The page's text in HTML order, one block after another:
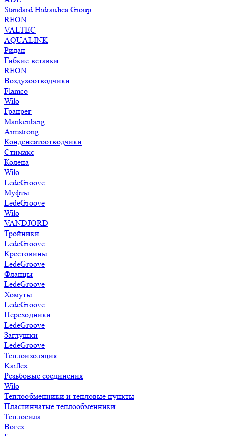
Standard Hidraulica Group
REON
VALTEC
AQUALINK
Ридан
Гибкие вставки
REON
Воздухоотводчики
Flamco
Wilo
Гранрег
Mankenberg
Armstrong
Конденсатоотводчики
Стимакс
Колена
Wilo
LedeGroove
Муфты
LedeGroove
Wilo
VANDJORD
Тройники
LedeGroove
Крестовины
LedeGroove
Фланцы
LedeGroove
Хомуты
LedeGroove
Переходники
LedeGroove
Заглушки
LedeGroove
Теплоизоляция
Kaiflex
Резьбовые соединения
Wilo
Теплообменники и тепловые пункты
Пластинчатые теплообменники
Теплосила
Вогез